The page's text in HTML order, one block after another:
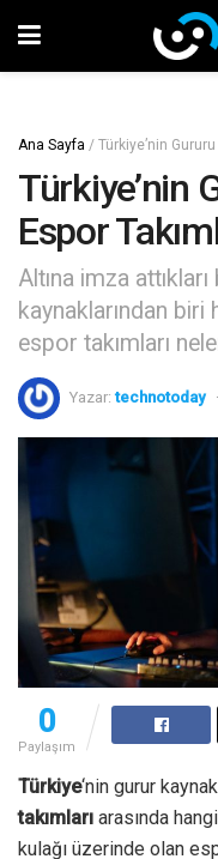
Ana Sayfa / Türkiye’nin
Türkiye’nin
Espor
Altına imza
kaynaklarından biri
espor takımları
Yazar: technotoday
0
Paylaşım
Türkiye‘nin gurur
takımları arasında
kulağı üzerinde olan